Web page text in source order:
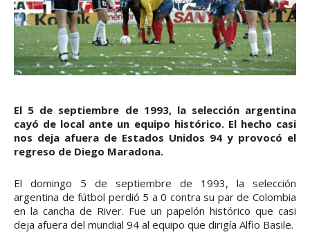
El 5 de septiembre de 1993, la selección argentina
cayó de local ante un equipo histórico. El hecho casi
nos deja afuera de Estados Unidos 94 y provocó el
regreso de Diego Maradona.
El domingo 5 de septiembre de 1993, la selección
argentina de fútbol perdió 5 a 0 contra su par de Colombia
en la cancha de River. Fue un papelón histórico que casi
deja afuera del mundial 94 al equipo que dirigía Alfio Basile.